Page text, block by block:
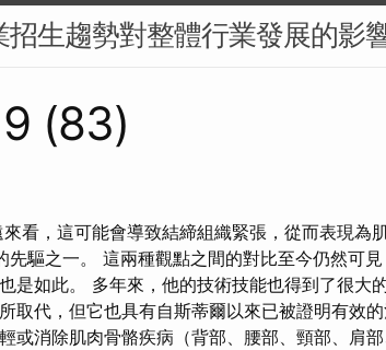
生趨勢對整體行業發展的影
(83)
看，這可能會導致結締組織緊張，從而表現為
驅之一。 這兩種觀點之間的對比至今仍然可
是如此。 多年來，他的技術技能也得到了很大
取代，但它也具有自斯蒂爾以來已被證明有效
或消除肌肉骨骼疾病（背部、腰部、頸部、肩